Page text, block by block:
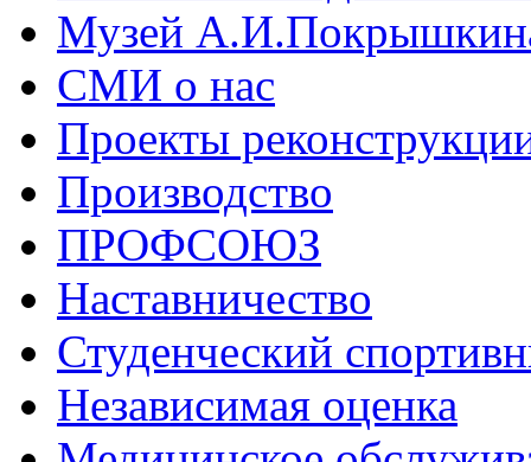
Музей
СМИ о нас
Проекты
Производство
ПРОФСОЮЗ
Наставничество
Студенческий
Независимая оценка